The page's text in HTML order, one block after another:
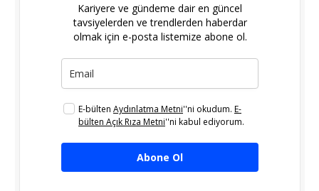
Kariyere ve gündeme dair en güncel
tavsiyelerden ve trendlerden haberdar
olmak için e-posta listemize abone ol.
E-bülten Aydınlatma Metni''ni okudum. E-
bülten Açık Rıza Metni''ni kabul ediyorum.
Abone Ol